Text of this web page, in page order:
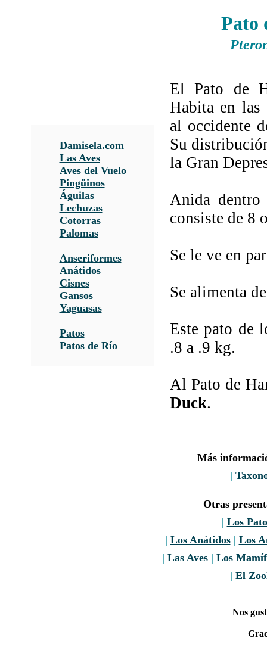
Pato
Damisela.com
Las Aves
Aves del Vuelo
Pingüinos
Águilas
Lechuzas
Cotorras
Palomas
Anseriformes
Anátidos
Cisnes
Gansos
Yaguasas
Patos
Patos de Río
El Pato de
Habita en las
al occidente
Su
la Gran
Anida dentro
consiste de 8
Se le ve en
Se alimenta
Este pato de
.8 a .9 kg.
Al Pato de
Duck.
Más
|
Otras
| Los
| Los Anátidos| Los
| Las Aves| Los
| El
Nos